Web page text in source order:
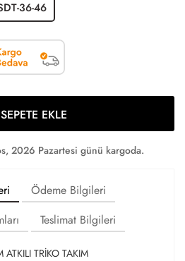
36-46
SEPETE EKLE
2026 Pazartesi günü kargoda.
Ödeme Bilgileri
Teslimat Bilgileri
ATKILI TRİKO TAKIM